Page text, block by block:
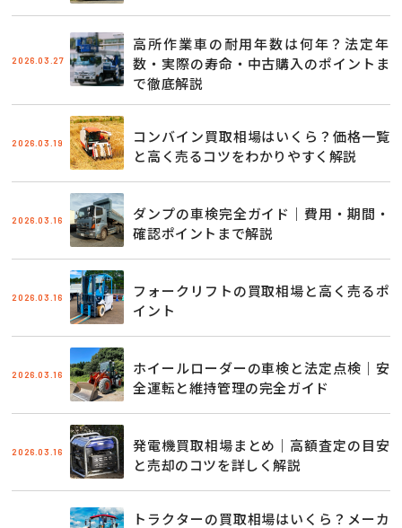
2026.03.27
高所作業車の耐用年数は何年？法定年
数・実際の寿命・中古購入のポイントま
で徹底解説
2026.03.19
コンバイン買取相場はいくら？価格一覧
と高く売るコツをわかりやすく解説
2026.03.16
ダンプの車検完全ガイド｜費用・期間・
確認ポイントまで解説
2026.03.16
フォークリフトの買取相場と高く売るポ
イント
2026.03.16
ホイールローダーの車検と法定点検｜安
全運転と維持管理の完全ガイド
2026.03.16
発電機買取相場まとめ｜高額査定の目安
と売却のコツを詳しく解説
トラクターの買取相場はいくら？メーカ